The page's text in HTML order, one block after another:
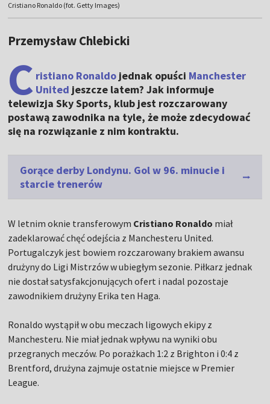
Cristiano Ronaldo (fot. Getty Images)
Przemysław Chlebicki
C ristiano Ronaldo jednak opuści Manchester
United jeszcze latem? Jak informuje
telewizja Sky Sports, klub jest rozczarowany
postawą zawodnika na tyle, że może zdecydować
się na rozwiązanie z nim kontraktu.
Gorące derby Londynu. Gol w 96. minucie i
starcie trenerów
W letnim oknie transferowym Cristiano Ronaldo miał
zadeklarować chęć odejścia z Manchesteru United.
Portugalczyk jest bowiem rozczarowany brakiem awansu
drużyny do Ligi Mistrzów w ubiegłym sezonie. Piłkarz jednak
nie dostał satysfakcjonujących ofert i nadal pozostaje
zawodnikiem drużyny Erika ten Haga.
Ronaldo wystąpił w obu meczach ligowych ekipy z
Manchesteru. Nie miał jednak wpływu na wyniki obu
przegranych meczów. Po porażkach 1:2 z Brighton i 0:4 z
Brentford, drużyna zajmuje ostatnie miejsce w Premier
League.